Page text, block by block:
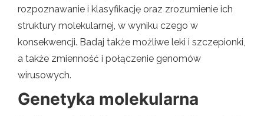
rozpoznawanie i klasyfikację oraz zrozumienie ich
struktury molekularnej, w wyniku czego w
konsekwencji. Badaj także możliwe leki i szczepionki,
a także zmienność i połączenie genomów
wirusowych.
Genetyka molekularna